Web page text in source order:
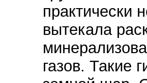
практически
вытекала
газов. Такие